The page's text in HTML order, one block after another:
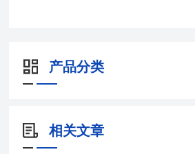
产品分类
相关文章